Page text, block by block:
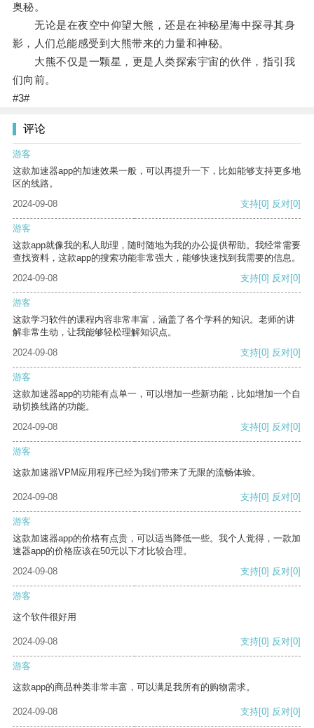
奥秘。
无论是在夜空中仰望大熊，还是在神秘星海中探寻其身
影，人们总能感受到大熊带来的力量和神秘。
大熊不仅是一颗星，更是人类探索宇宙的伙伴，指引我
们向前。
#3#
评论
游客
这款加速器app的加速效果一般，可以再提升一下，比如能够支持更多地
区的线路。
2024-09-08
支持[0] 反对[0]
游客
这款app就像我的私人助理，随时随地为我的办公提供帮助。我经常需要
查找资料，这款app的搜索功能非常强大，能够快速找到我需要的信息。
2024-09-08
支持[0] 反对[0]
游客
这款学习软件的课程内容非常丰富，涵盖了各个学科的知识。老师的讲
解非常生动，让我能够轻松理解知识点。
2024-09-08
支持[0] 反对[0]
游客
这款加速器app的功能有点单一，可以增加一些新功能，比如增加一个自
动切换线路的功能。
2024-09-08
支持[0] 反对[0]
游客
这款加速器VPM应用程序已经为我们带来了无限的流畅体验。
2024-09-08 支持[0] 反对[0]
游客
这款加速器app的价格有点贵，可以适当降低一些。我个人觉得，一款加
速器app的价格应该在50元以下才比较合理。
2024-09-08
支持[0] 反对[0]
游客
这个软件很好用
2024-09-08 支持[0] 反对[0]
游客
这款app的商品种类非常丰富，可以满足我所有的购物需求。
2024-09-08 支持[0] 反对[0]